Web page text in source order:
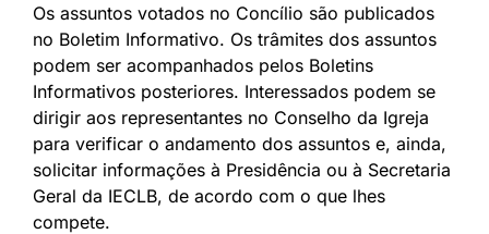
Os assuntos votados no Concílio são publicados
no Boletim Informativo. Os trâmites dos assuntos
podem ser acompanhados pelos Boletins
Informativos posteriores. Interessados podem se
dirigir aos representantes no Conselho da Igreja
para verificar o andamento dos assuntos e, ainda,
solicitar informações à Presidência ou à Secretaria
Geral da IECLB, de acordo com o que lhes
compete.